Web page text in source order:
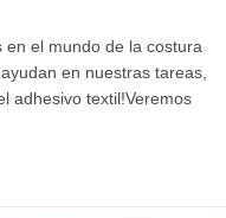
en el mundo de la costura
en nuestras tareas,
adhesivo textil!Veremos